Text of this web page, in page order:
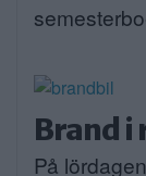
Brand i
På